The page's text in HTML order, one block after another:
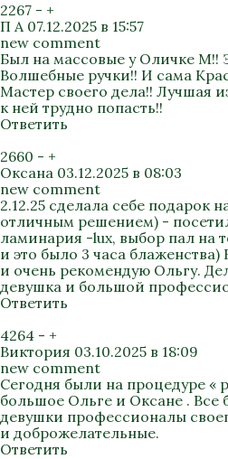
2267 - +
П А 07.12.2025 в 15:57
new comment
Был на массовые у Оличке М!!
Волшебные ручки!! И сама
Мастер своего дела!! Лучшая
к ней трудно попасть!!
Ответить
2660 - +
Оксана 03.12.2025 в 08:03
new comment
2.12.25 сделала себе подарок
отличным решением) -
ламинария -lux, выбор пал на
и это было 3 часа
и очень рекомендую Ольгу.
девушка и большой
Ответить
4264 - +
Виктория 03.10.2025 в 18:09
new comment
Сегодня были на процедуре «
большое Ольге и Оксане . Все
девушки профессионалы
и доброжелательные.
Ответить